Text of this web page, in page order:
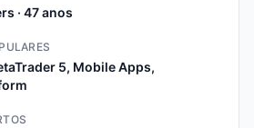
· 47 anos
5, Mobile Apps,